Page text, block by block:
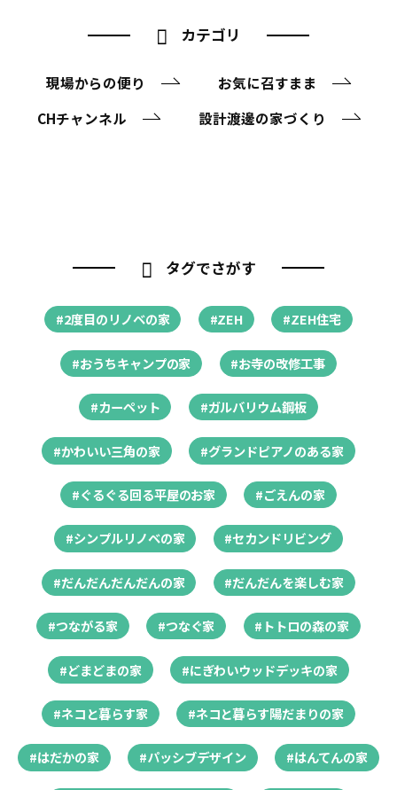
カテゴリ
現場からの便り
お気に召すまま
CHチャンネル
設計渡邊の家づくり
タグでさがす
#2度目のリノベの家 #ZEH #ZEH住宅
#おうちキャンプの家 #お寺の改修工事
#カーペット #ガルバリウム鋼板
#かわいい三角の家 #グランドピアノのある家
#ぐるぐる回る平屋のお家 #ごえんの家
#シンプルリノベの家 #セカンドリビング
#だんだんだんだんの家 #だんだんを楽しむ家
#つながる家 #つなぐ家 #トトロの森の家
#どまどまの家 #にぎわいウッドデッキの家
#ネコと暮らす家 #ネコと暮らす陽だまりの家
#はだかの家 #パッシブデザイン #はんてんの家